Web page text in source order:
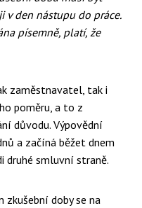
v den nástupu do práce.
písemně, platí, že
zaměstnavatel, tak i
poměru, a to z
důvodu. Výpovědní
a začíná běžet dnem
druhé smluvní straně.
zkušební doby se na